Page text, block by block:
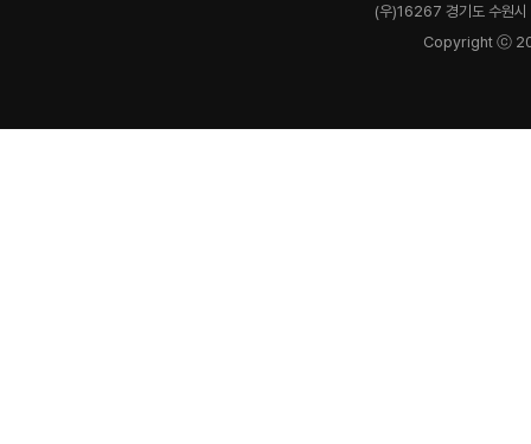
(우)16267 경기도 수원
Copyright ⓒ